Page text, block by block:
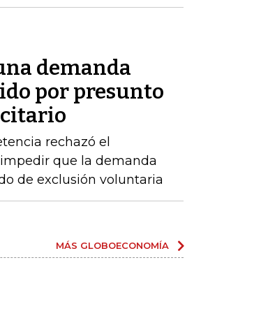
demanda
por presunto
rechazó el
que la demanda
de exclusión voluntaria
MÁS GLOBOECONOMÍA